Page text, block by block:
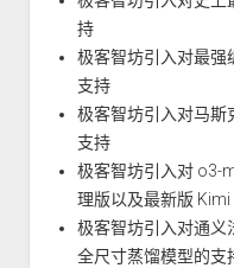
持
极客智坊引入对最强
支持
极客智坊引入对马斯
支持
极客智坊引入对 o3-
理版以及最新版
极客智坊引入对通义
全尺寸蒸馏模型的支